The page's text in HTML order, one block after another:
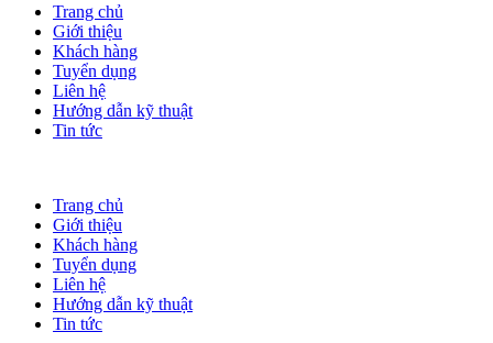
Trang chủ
Giới thiệu
Khách hàng
Tuyển dụng
Liên hệ
Hướng dẫn kỹ thuật
Tin tức
Trang chủ
Giới thiệu
Khách hàng
Tuyển dụng
Liên hệ
Hướng dẫn kỹ thuật
Tin tức